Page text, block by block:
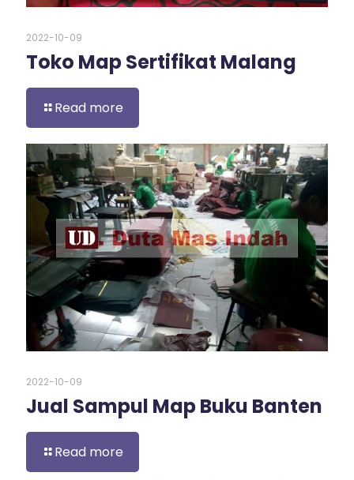
2022-10-09
Toko Map Sertifikat Malang
Read more
2022-10-09
Jual Sampul Map Buku Banten
Read more